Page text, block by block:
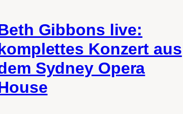
Gibbons live:
Konzert aus
Sydney Opera